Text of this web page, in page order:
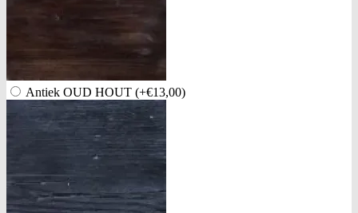
Antiek OUD HOUT (+€13,00)